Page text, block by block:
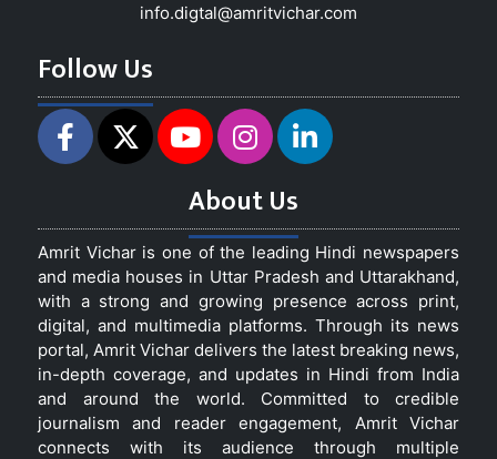
info.digtal@amritvichar.com
Follow Us
About Us
Amrit Vichar is one of the leading Hindi newspapers
and media houses in Uttar Pradesh and Uttarakhand,
with a strong and growing presence across print,
digital, and multimedia platforms. Through its news
portal, Amrit Vichar delivers the latest breaking news,
in-depth coverage, and updates in Hindi from India
and around the world. Committed to credible
journalism and reader engagement, Amrit Vichar
connects with its audience through multiple